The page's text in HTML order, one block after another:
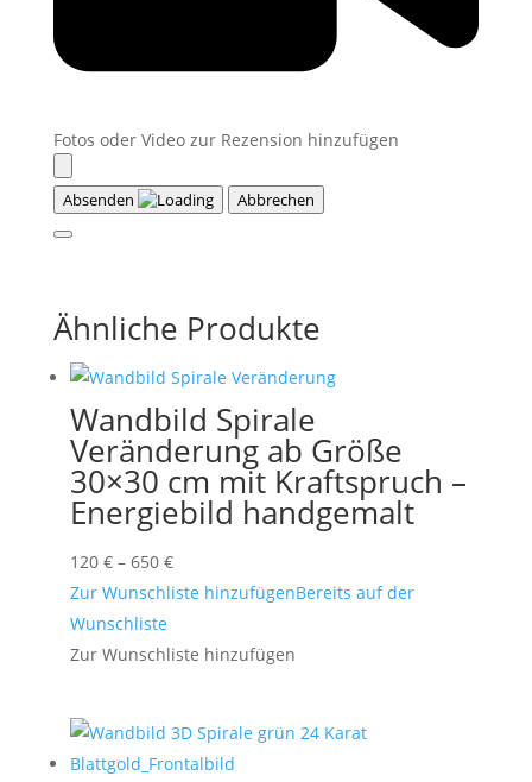
Fotos oder Video zur Rezension hinzufügen
Absenden Abbrechen
Ähnliche Produkte
Wandbild Spirale
Veränderung ab Größe
30×30 cm mit Kraftspruch –
Energiebild handgemalt
120 € – 650 €Preisspanne:
120 €
650 €
Zur Wunschliste hinzufügenBereits auf der
Wunschliste
Zur Wunschliste hinzufügen